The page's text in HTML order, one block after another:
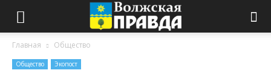
Главная Общество
Общество Экопост